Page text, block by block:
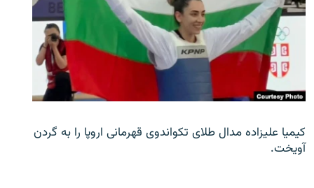
کیمیا علیزاده مدال طلای تکواندوی قهرمانی اروپا را به گردن
آویخت.